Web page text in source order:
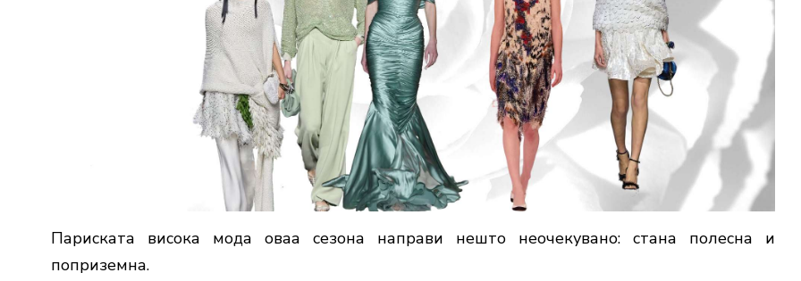
Париската висока мода оваа сезона направи нешто неочекувано: стана полесна и
поприземна.